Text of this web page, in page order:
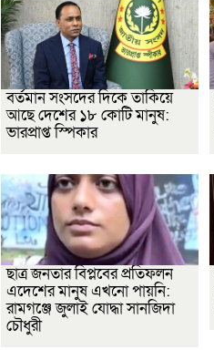
বর্তমান সংসদের দিকে তাকিয়ে
আছে দেশের ১৮ কোটি মানুষ:
ভারপ্রাপ্ত স্পিকার
ছাত্র জনতার বিপ্লবের প্রতিফলন
এদেশের মানুষ এখনো পায়নি:
রামগঞ্জে জুলাই যোদ্ধা সানজিদা
চৌধুরী